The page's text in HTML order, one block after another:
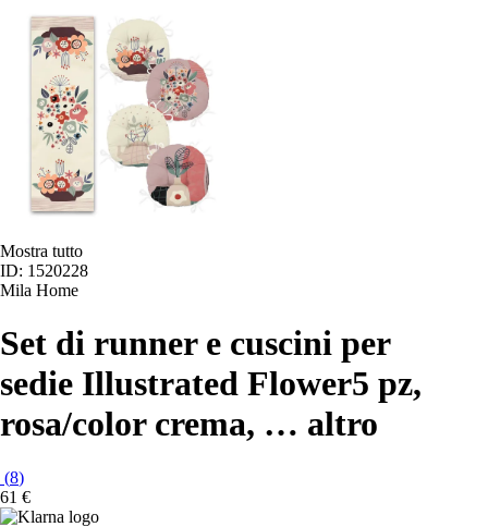
Mostra tutto
ID: 1520228
Mila Home
Set di runner e cuscini per
sedie Illustrated Flower5 pz,
rosa/color crema, … altro
(8)
61 €